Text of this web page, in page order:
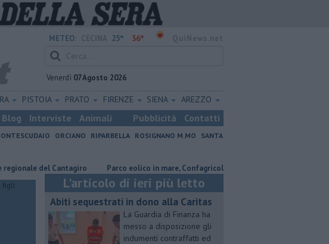
METEO: 25° 36°
Venerdì 07 Agosto 2026
PISTOIA PRATO FIRENZE SIENA AREZZO
Blog Interviste Animali Pubblicità Contatti
ORCIANO RIPARBELLA ROSIGNANO M.MO
SANTA
del Cantagiro Parco eolico in mare, Confagricoltura contraria
L'articolo di ieri più letto
Abiti sequestrati in dono alla Caritas
La Guardia di Finanza ha
messo a disposizione gli
indumenti contraffatti ed